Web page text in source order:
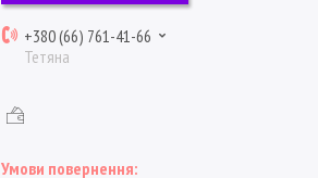
+380 (66) 761-41-66
Тетяна